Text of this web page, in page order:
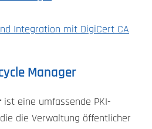
Integration mit DigiCert CA
Manager
ist eine umfassende PKI-
die Verwaltung öffentlicher